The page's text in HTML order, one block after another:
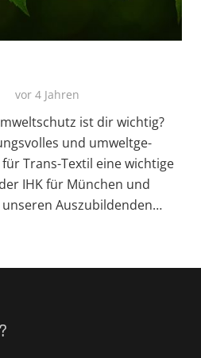
vor 4 Jahren
ist dir wichtig?
und umwelt­ge­
Trans-Textil eine wichtige
IHK für München und
Auszu­bil­denden…